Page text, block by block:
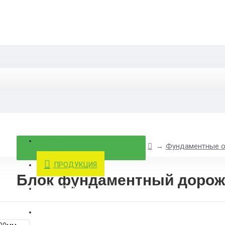
ПРОДУКЦИЯ
ОТПРАВИТЬ ТЗ
Фундаментные
Блок фундаментный